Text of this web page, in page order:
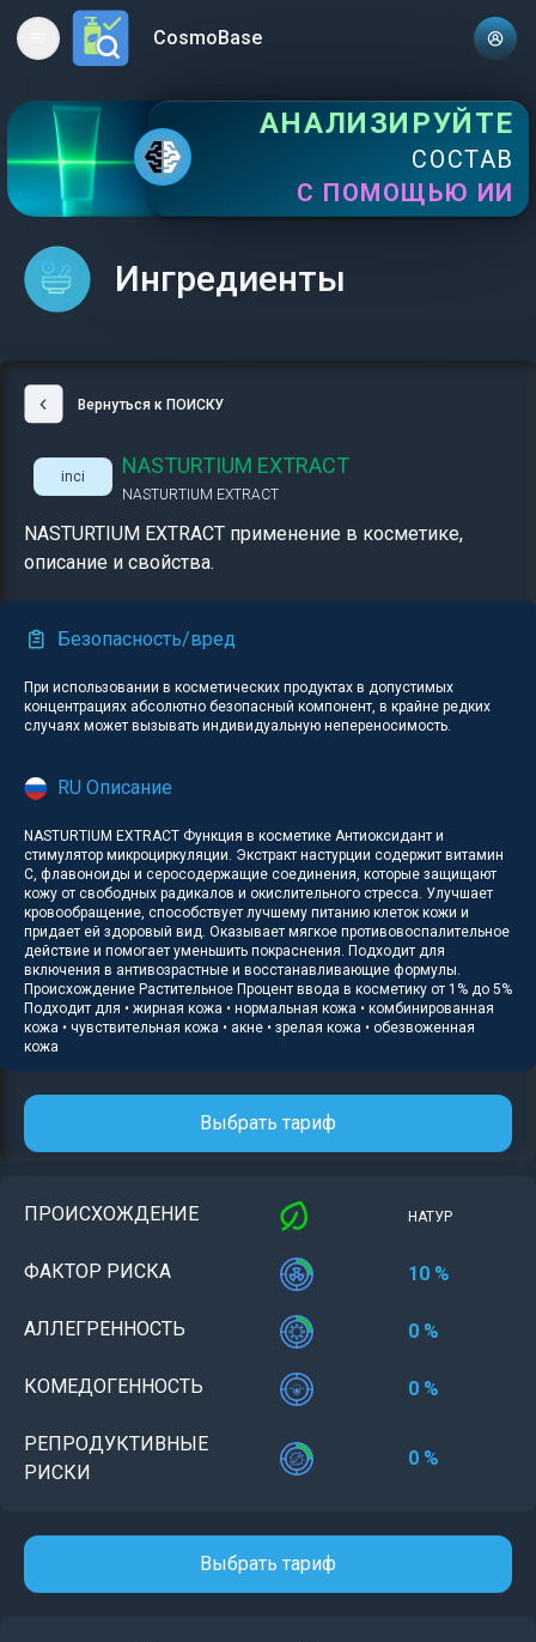
Open main menuCosmoBase
АНАЛИЗИРУЙТЕ
СОСТАВ
С ПОМОЩЬЮ ИИ
Ингредиенты
Вернуться к ПОИСКУ
inci NASTURTIUM EXTRACT
NASTURTIUM EXTRACT
NASTURTIUM EXTRACT применение в косметике,
описание и свойства.
Безопасность/вред
При использовании в косметических продуктах в допустимых
концентрациях абсолютно безопасный компонент, в крайне редких
случаях может вызывать индивидуальную непереносимость.
RU Описание
NASTURTIUM EXTRACT Функция в косметике Антиоксидант и
стимулятор микроциркуляции. Экстракт настурции содержит витамин
С, флавоноиды и серосодержащие соединения, которые защищают
кожу от свободных радикалов и окислительного стресса. Улучшает
кровообращение, способствует лучшему питанию клеток кожи и
придает ей здоровый вид. Оказывает мягкое противовоспалительное
действие и помогает уменьшить покраснения. Подходит для
включения в антивозрастные и восстанавливающие формулы.
Происхождение Растительное Процент ввода в косметику от 1% до 5%
Подходит для • жирная кожа • нормальная кожа • комбинированная
кожа • чувствительная кожа • акне • зрелая кожа • обезвоженная
кожа
Выбрать тариф
ПРОИСХОЖДЕНИЕ НАТУР
ФАКТОР РИСКА 10 %
АЛЛЕГРЕННОСТЬ 0 %
КОМЕДОГЕННОСТЬ 0 %
РЕПРОДУКТИВНЫЕ
РИСКИ
0 %
Выбрать тариф